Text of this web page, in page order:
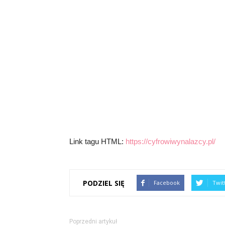
Link tagu HTML: https://cyfrowiwynalazcy.pl/
PODZIEL SIĘ Facebook
Poprzedni artykuł